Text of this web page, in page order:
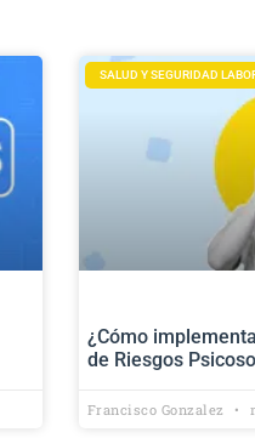
SALUD Y SEGURIDAD
¿Cómo
de Riesgos
Francisco Gonzalez